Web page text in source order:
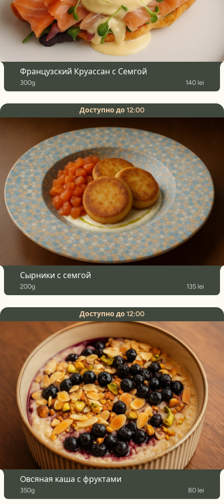
Французский Круассан с Семгой
300g 140 lei
Доступно до 12:00
Сырники с семгой
200g 135 lei
Доступно до 12:00
Oвсяная каша с фруктами
350g 80 lei